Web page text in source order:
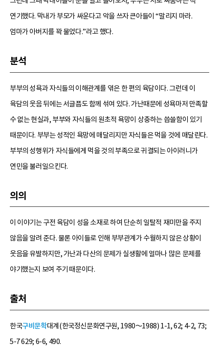
연기했다. 막내가 부모가 싸운다고 악을 쓰자 큰아들이 “말리지 마라.
엄마가 아버지를 꽉 물었다.”라고 했다.
분석
부부의 성욕과 자식들의 이해관계를 엮은 한 편의 육담이다. 그런데 이
육담의 웃음 뒤에는 서글픔도 함께 섞여 있다. 가난때문에 성욕마저 만족할
수 없는 현실과, 부부와 자식들의 원초적 욕망이 상충하는 씁쓸함이 있기
때문이다. 부부는 성적인 욕망에 매달리지만 자식들은 먹을 것에 매달린다.
부부의 성행위가 자식들에게 먹을 것의 부족으로 귀결되는 아이러니가
연민을 불러일으킨다.
의의
이 이야기는 구전 육담이 성을 소재로 하여 단순히 일탈적 재미만을 주지
않음을 알려 준다. 물론 아이들로 인해 부부관계가 수월하지 않은 상황이
웃음을 유발하지만, 가난과 다산의 문제가 실생활에 얼마나 많은 문제를
야기했는지 보여 주기 때문이다.
출처
한국구비문학대계(한국정신문화연구원, 1980～1988) 1-1, 62; 4-2, 73;
5-7 629; 6-6, 490.